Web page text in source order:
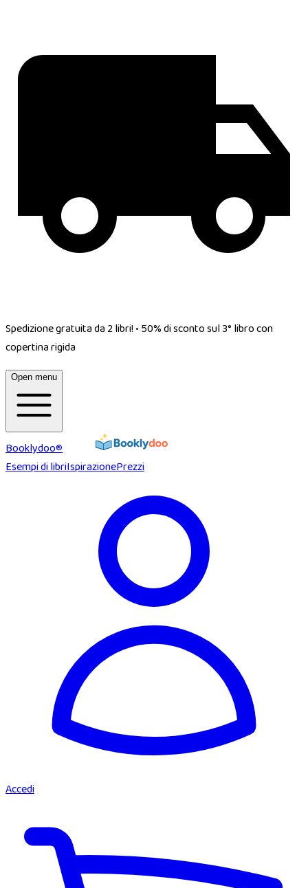
Spedizione gratuita da 2 libri!•50% di sconto sul 3° libro con
copertina rigida
Open menu
Booklydoo®
Esempi di libriIspirazionePrezzi
Accedi